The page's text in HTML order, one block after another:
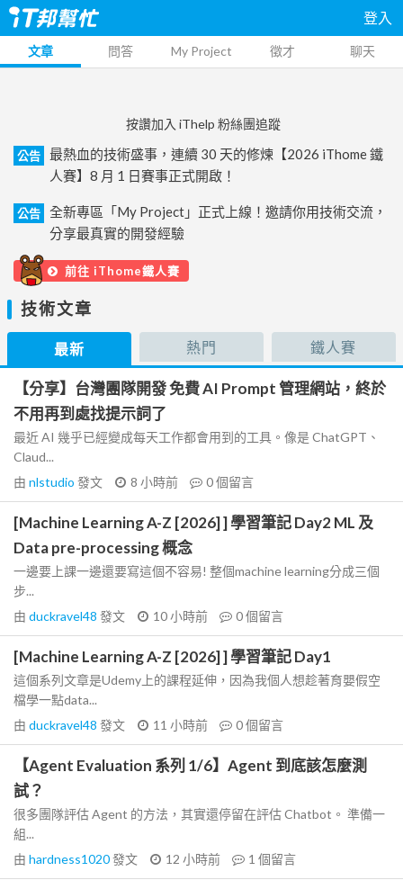
登入
文章 問答 My Project 徵才 聊天
按讚加入 iThelp 粉絲團追蹤
公告
最熱血的技術盛事，連續 30 天的修煉【2026 iThome 鐵
人賽】8 月 1 日賽事正式開啟！
公告
全新專區「My Project」正式上線！邀請你用技術交流，
分享最真實的開發經驗
前往 iThome鐵人賽
技術文章
最新 熱門 鐵人賽
【分享】台灣團隊開發 免費 AI Prompt 管理網站，終於
不用再到處找提示詞了
最近 AI 幾乎已經變成每天工作都會用到的工具。像是 ChatGPT、
Claud...
由 nlstudio 發文 8 小時前 0個留言
[Machine Learning A-Z [2026] ] 學習筆記 Day2 ML 及
Data pre-processing 概念
一邊要上課一邊還要寫這個不容易! 整個machine learning分成三個
步...
由 duckravel48 發文 10 小時前 0個留言
[Machine Learning A-Z [2026] ] 學習筆記 Day1
這個系列文章是Udemy上的課程延伸，因為我個人想趁著育嬰假空
檔學一點data...
由 duckravel48 發文 11 小時前 0個留言
【Agent Evaluation 系列 1/6】Agent 到底該怎麼測
試？
很多團隊評估 Agent 的方法，其實還停留在評估 Chatbot。 準備一
組...
由 hardness1020發文 12 小時前 1 個留言